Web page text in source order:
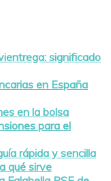
significado
en España
en la bolsa
para el
rápida y sencilla
qué sirve